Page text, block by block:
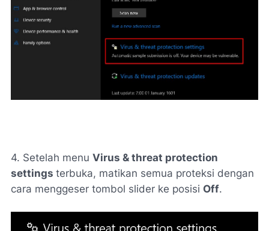
4. Setelah menu Virus & threat protection
settings terbuka, matikan semua proteksi dengan
cara menggeser tombol slider ke posisi Off.